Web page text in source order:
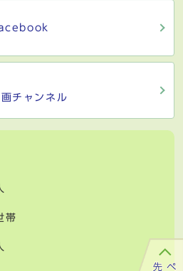
チャンネル
帯